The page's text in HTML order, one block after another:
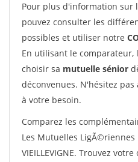
Pour plus d'information sur
pouvez consulter les
possibles et utiliser notre
En utilisant le comparateur,
choisir sa mutuelle sénior
déconvenues. N'hésitez
à votre besoin.
Comparez les
Les Mutuelles
VIEILLEVIGNE. Trouvez